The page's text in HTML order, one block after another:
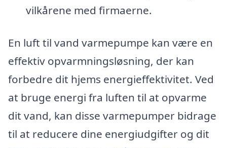
vilkårene med firmaerne.
En luft til vand varmepumpe kan være en
effektiv opvarmningsløsning, der kan
forbedre dit hjems energieffektivitet. Ved
at bruge energi fra luften til at opvarme
dit vand, kan disse varmepumper bidrage
til at reducere dine energiudgifter og dit